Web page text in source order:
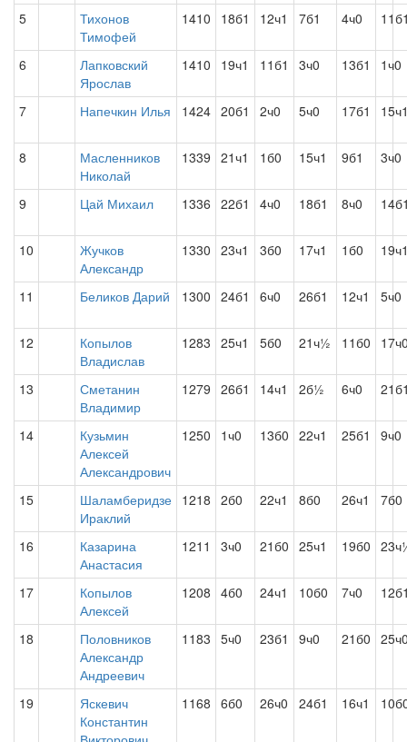
5
Тихонов
Тимофей
1410 18б1 12ч1 7б1 4ч0
6
Лапковский
Ярослав
1410 19ч1 11б1 3ч0 13б1 1ч0
7 Напечкин Илья 1424 20б1 2ч0 5ч0 17б1
8
Масленников
Николай
1339 21ч1 1б0 15ч1 9б1 3ч0
9 Цай Михаил 1336 22б1 4ч0 18б1 8ч0
10
Жучков
Александр
1330 23ч1 3б0 17ч1 1б0
11 Беликов Дарий 1300 24б1 6ч0 26б1 12ч1 5ч0
12
Копылов
Владислав
1283 25ч1 5б0 21ч½ 11б0
13
Сметанин
Владимир
1279 26б1 14ч1 2б½ 6ч0
14
Кузьмин
Алексей
Александрович
1250 1ч0 13б0 22ч1 25б1 9ч0
15
Шаламберидзе
Ираклий
1218 2б0 22ч1 8б0 26ч1 7б0
16
Казарина
Анастасия
1211 3ч0 21б0 25ч1 19б0
17
Копылов
Алексей
1208 4б0 24ч1 10б0 7ч0
18
Половников
Александр
Андреевич
1183 5ч0 23б1 9ч0 21б0
19
Яскевич
Константин
1168 6б0 26ч0 24б1 16ч1